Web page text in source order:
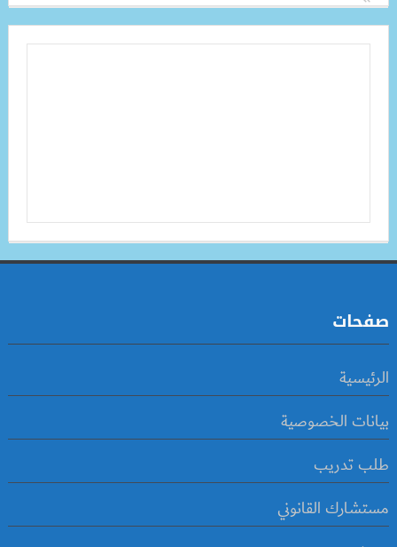
صفحات
الرئيسية
بيانات الخصوصية
طلب تدريب
مستشارك القانوني